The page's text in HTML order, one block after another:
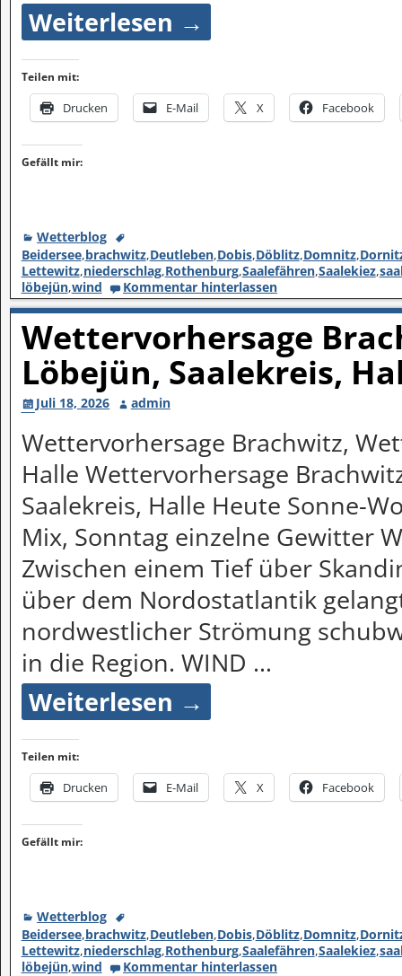
Weiterlesen →
Teilen mit:
Drucken E-Mail X Facebook
Gefällt mir:
Wetterblog
Beidersee,brachwitz,Deutleben,Dobis,Döblitz,Domnitz,
Lettewitz,niederschlag,Rothenburg,Saalefähren,Saalekiez,
löbejün,wind Kommentar hinterlassen
Wettervorhersage
Löbejün, Saalekreis,
Juli 18, 2026 admin
Wettervorhersage Brachwitz,
Halle Wettervorhersage
Saalekreis, Halle Heute Sonne-
Mix, Sonntag einzelne Gewitter
Zwischen einem Tief über
über dem Nordostatlantik
nordwestlicher Strömung
in die Region. WIND …
Weiterlesen →
Teilen mit:
Drucken E-Mail X Facebook
Gefällt mir:
Wetterblog
Beidersee,brachwitz,Deutleben,Dobis,Döblitz,Domnitz,
Lettewitz,niederschlag,Rothenburg,Saalefähren,Saalekiez,
löbejün,wind Kommentar hinterlassen